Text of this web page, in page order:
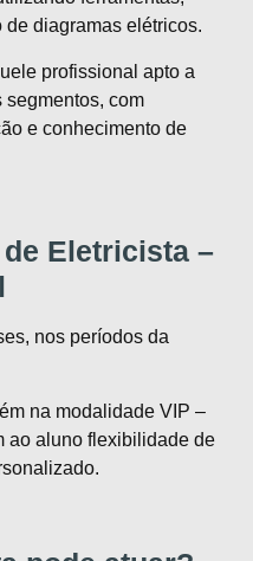
diagramas elétricos.
profissional apto a
segmentos, com
e conhecimento de
Eletricista –
nos períodos da
na modalidade VIP –
ao aluno flexibilidade de